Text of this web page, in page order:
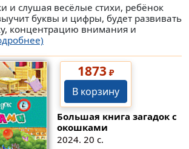
и слушая весёлые стихи, ребёнок
буквы и цифры, будет развивать
концентрацию внимания и
1873₽
В корзину
Большая книга загадок с
окошками
2024. 20 с.